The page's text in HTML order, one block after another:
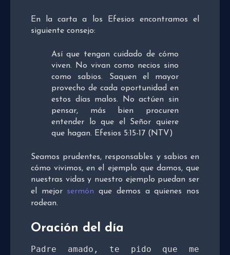
En la carta a los Efesios encontramos el
siguiente consejo:
Así que tengan cuidado de cómo
viven. No vivan como necios sino
como sabios. Saquen el mayor
provecho de cada oportunidad en
estos días malos. No actúen sin
pensar, más bien procuren
entender lo que el Señor quiere
que hagan. Efesios 5:15-17 (NTV)
Seamos prudentes, responsables y sabios en
cómo vivimos, en el ejemplo que damos, que
nuestras vidas y nuestro ejemplo puedan ser
el mejor sermónque demos a quienes nos
rodean.
Oración del día
Padre amado, te pido que me